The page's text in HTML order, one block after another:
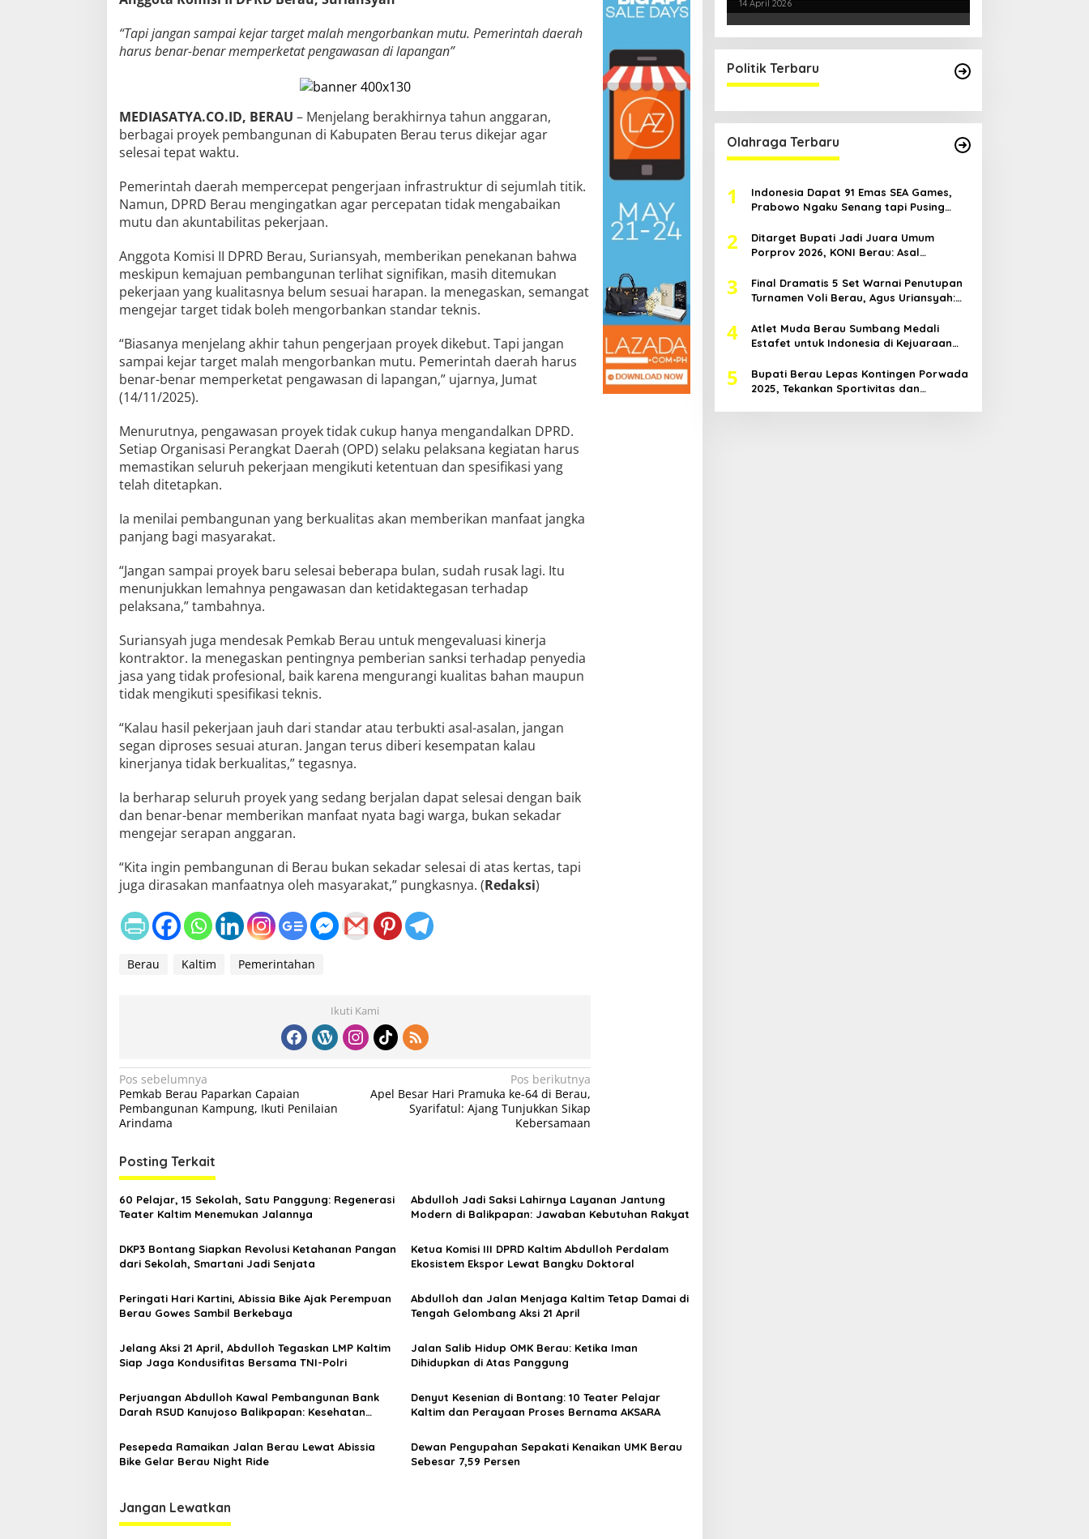
“Tapi jangan sampai kejar target malah mengorbankan mutu. Pemerintah daerah
harus benar-benar memperketat pengawasan di lapangan”
MEDIASATYA.CO.ID, BERAU – Menjelang berakhirnya tahun anggaran,
berbagai proyek pembangunan di Kabupaten Berau terus dikejar agar
selesai tepat waktu.
Pemerintah daerah mempercepat pengerjaan infrastruktur di sejumlah titik.
Namun, DPRD Berau mengingatkan agar percepatan tidak mengabaikan
mutu dan akuntabilitas pekerjaan.
Anggota Komisi II DPRD Berau, Suriansyah, memberikan penekanan bahwa
meskipun kemajuan pembangunan terlihat signifikan, masih ditemukan
pekerjaan yang kualitasnya belum sesuai harapan. Ia menegaskan, semangat
mengejar target tidak boleh mengorbankan standar teknis.
“Biasanya menjelang akhir tahun pengerjaan proyek dikebut. Tapi jangan
sampai kejar target malah mengorbankan mutu. Pemerintah daerah harus
benar-benar memperketat pengawasan di lapangan,” ujarnya, Jumat
(14/11/2025).
Menurutnya, pengawasan proyek tidak cukup hanya mengandalkan DPRD.
Setiap Organisasi Perangkat Daerah (OPD) selaku pelaksana kegiatan harus
memastikan seluruh pekerjaan mengikuti ketentuan dan spesifikasi yang
telah ditetapkan.
Ia menilai pembangunan yang berkualitas akan memberikan manfaat jangka
panjang bagi masyarakat.
“Jangan sampai proyek baru selesai beberapa bulan, sudah rusak lagi. Itu
menunjukkan lemahnya pengawasan dan ketidaktegasan terhadap
pelaksana,” tambahnya.
Suriansyah juga mendesak Pemkab Berau untuk mengevaluasi kinerja
kontraktor. Ia menegaskan pentingnya pemberian sanksi terhadap penyedia
jasa yang tidak profesional, baik karena mengurangi kualitas bahan maupun
tidak mengikuti spesifikasi teknis.
“Kalau hasil pekerjaan jauh dari standar atau terbukti asal-asalan, jangan
segan diproses sesuai aturan. Jangan terus diberi kesempatan kalau
kinerjanya tidak berkualitas,” tegasnya.
Ia berharap seluruh proyek yang sedang berjalan dapat selesai dengan baik
dan benar-benar memberikan manfaat nyata bagi warga, bukan sekadar
mengejar serapan anggaran.
“Kita ingin pembangunan di Berau bukan sekadar selesai di atas kertas, tapi
juga dirasakan manfaatnya oleh masyarakat,” pungkasnya. (Redaksi)
Berau Kaltim Pemerintahan
Ikuti Kami
N
a
v
i
g
a
s
i
p
s
Pos sebelumnya
Pemkab Berau Paparkan Capaian
Pembangunan Kampung, Ikuti Penilaian
Arindama
Pos berikutnya
Apel Besar Hari Pramuka ke-64 di Berau,
Syarifatul: Ajang Tunjukkan Sikap
Kebersamaan
Posting Terkait
60 Pelajar, 15 Sekolah, Satu Panggung: Regenerasi
Teater Kaltim Menemukan Jalannya
Abdulloh Jadi Saksi Lahirnya Layanan Jantung
Modern di Balikpapan: Jawaban Kebutuhan Rakyat
DKP3 Bontang Siapkan Revolusi Ketahanan Pangan
dari Sekolah, Smartani Jadi Senjata
Ketua Komisi III DPRD Kaltim Abdulloh Perdalam
Ekosistem Ekspor Lewat Bangku Doktoral
Peringati Hari Kartini, Abissia Bike Ajak Perempuan
Berau Gowes Sambil Berkebaya
Abdulloh dan Jalan Menjaga Kaltim Tetap Damai di
Tengah Gelombang Aksi 21 April
Jelang Aksi 21 April, Abdulloh Tegaskan LMP Kaltim
Siap Jaga Kondusifitas Bersama TNI-Polri
Jalan Salib Hidup OMK Berau: Ketika Iman
Dihidupkan di Atas Panggung
Perjuangan Abdulloh Kawal Pembangunan Bank
Darah RSUD Kanujoso Balikpapan: Kesehatan
Denyut Kesenian di Bontang: 10 Teater Pelajar
Kaltim dan Perayaan Proses Bernama AKSARA
Pesepeda Ramaikan Jalan Berau Lewat Abissia
Bike Gelar Berau Night Ride
Dewan Pengupahan Sepakati Kenaikan UMK Berau
Sebesar 7,59 Persen
Jangan Lewatkan
14 April 2026
Politik Terbaru
Olahraga Terbaru
1
Indonesia Dapat 91 Emas SEA Games,
Prabowo Ngaku Senang tapi Pusing
2
Ditarget Bupati Jadi Juara Umum
Porprov 2026, KONI Berau: Asal
3
Final Dramatis 5 Set Warnai Penutupan
Turnamen Voli Berau, Agus Uriansyah:
4
Atlet Muda Berau Sumbang Medali
Estafet untuk Indonesia di Kejuaraan
5
Bupati Berau Lepas Kontingen Porwada
2025, Tekankan Sportivitas dan